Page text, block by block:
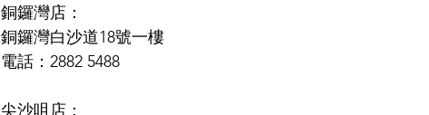
銅鑼灣店：
銅鑼灣白沙道18號一樓
電話：2882 5488
尖沙咀店：